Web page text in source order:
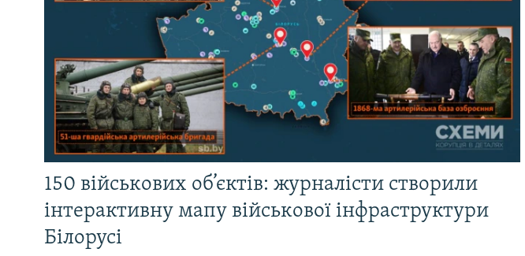
150 військових об’єктів: журналісти створили
інтерактивну мапу військової інфраструктури
Білорусі